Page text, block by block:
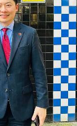
等關稅
訪內容
撰文指出：自由
護繁榮
雜誌》50週年慶
開幕式，期許數
對話」記者會 說
民主夥伴共同引
雜誌」專訪，闡
半導體供應鏈合
邦參議員蓋耶哥